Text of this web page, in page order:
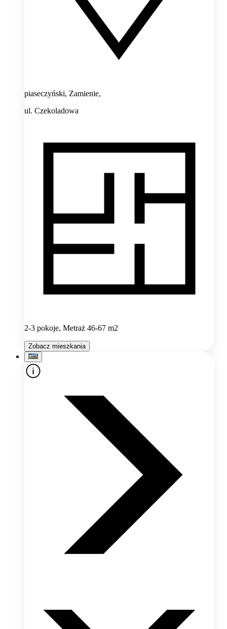
piaseczyński, Zamienie,
ul. Czekoladowa
2-3 pokoje, Metraż 46-67 m2
Zobacz mieszkania